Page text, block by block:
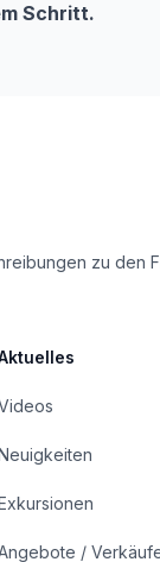
Schritt.
zu den
/